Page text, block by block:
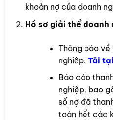
khoản nợ của doanh
Hồ sơ giải thể doanh
Thông báo
nghiệp.Tải t
Báo cáo
nghiệp, bao
số nợ đã
toán hết các